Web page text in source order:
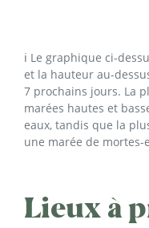
ℹ️ Le graphique ci-
et la hauteur au-
7 prochains jours. La
marées hautes et
eaux, tandis que la
une marée de mortes-
Lieux à